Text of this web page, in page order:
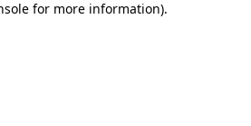
for more information).